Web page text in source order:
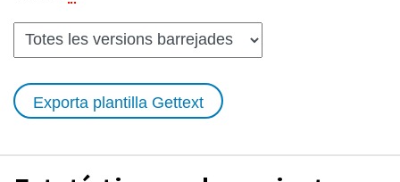
primàries